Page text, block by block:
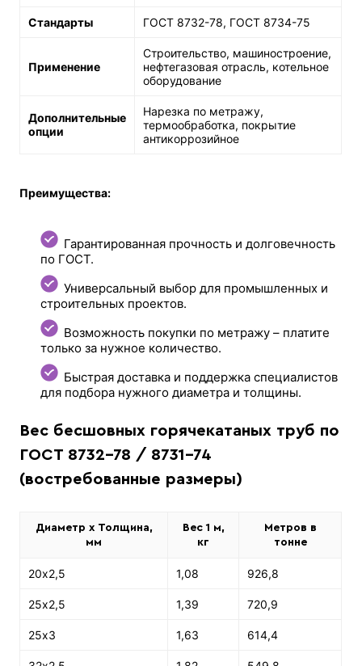
Стандарты ГОСТ 8732-78, ГОСТ 8734-75
Применение
Строительство, машиностроение,
нефтегазовая отрасль, котельное
оборудование
Дополнительные
опции
Нарезка по метражу,
термообработка, покрытие
антикоррозийное
Преимущества:
Гарантированная прочность и долговечность
по ГОСТ.
Универсальный выбор для промышленных и
строительных проектов.
Возможность покупки по метражу – платите
только за нужное количество.
Быстрая доставка и поддержка специалистов
для подбора нужного диаметра и толщины.
Вес бесшовных горячекатаных труб по
ГОСТ 8732-78 / 8731-74
(востребованные размеры)
Диаметр х Толщина,
мм
Вес 1 м,
кг
Метров в
тонне
20х2,5 1,08 926,8
25х2,5 1,39 720,9
25х3 1,63 614,4